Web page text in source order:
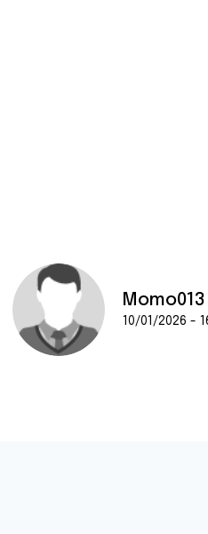
Momo013
10/01/2026 -